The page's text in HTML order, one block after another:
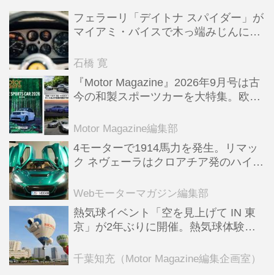
フェラーリ「デイトナ スパイダー」が
マイアミ・バイスで木っ端みじんにな
石橋 寛
『Motor Magazine』2026年9月号は古
今の和製スポーツカーを大特集。欧州
Motor Magazine編集部
4モーターで1914馬力を発生。リマッ
ク ネヴェーラはクロアチア発のハイパ
全版／115】
Webモーターマガジン編集部
熱気球イベント「空を見上げて IN 東
京」が2年ぶりに開催。熱気球体験搭
ンテンツも
千葉知充（Motor Magazine編集企画室）